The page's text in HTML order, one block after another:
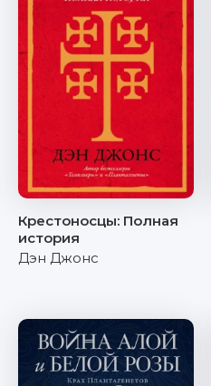
Крестоносцы: Полная
история
Дэн Джонс